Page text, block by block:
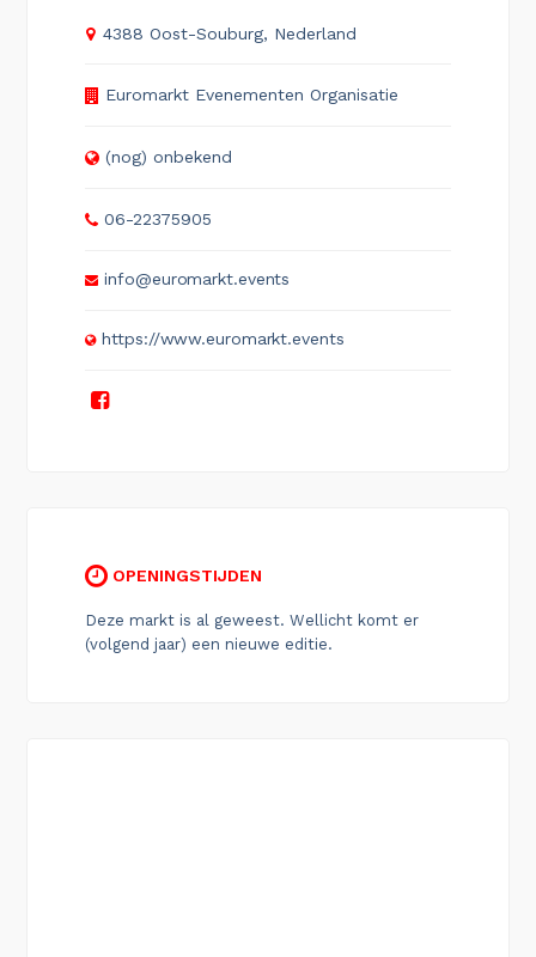
4388 Oost-Souburg, Nederland
Euromarkt Evenementen Organisatie
(nog) onbekend
06-22375905
info@euromarkt.events
https://www.euromarkt.events
OPENINGSTIJDEN
Deze markt is al geweest. Wellicht komt er
(volgend jaar) een nieuwe editie.